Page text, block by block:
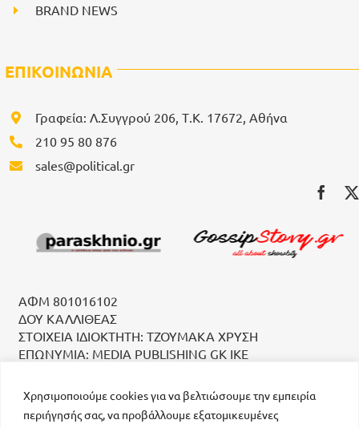
Χρησιμοποιούμε cookies για να βελτιώσουμε την εμπειρία
περιήγησής σας, να προβάλλουμε εξατομικευμένες
BRAND NEWS
ΕΠΙΚΟΙΝΩΝΙΑ
Γραφεία: Λ.Συγγρού 206, Τ.Κ. 17672, Αθήνα
210 95 80 876
sales@political.gr
ΑΦΜ 801016102
ΔΟΥ ΚΑΛΛΙΘΕΑΣ
ΣΤΟΙΧΕΙΑ ΙΔΙΟΚΤΗΤΗ: ΤΖΟΥΜΑΚΑ ΧΡΥΣΗ
ΕΠΩΝΥΜΙΑ: MEDIA PUBLISHING GK IKE